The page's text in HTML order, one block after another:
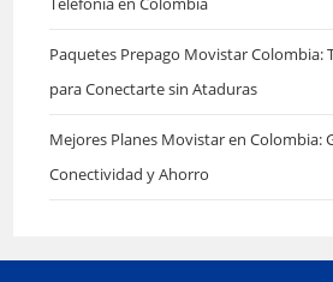
Paquetes Prepago Movistar Colombia:
para Conectarte sin Ataduras
Mejores Planes Movistar en Colombia:
Conectividad y Ahorro